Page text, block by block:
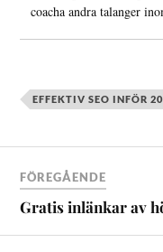
coacha andra talanger
EFFEKTIV SEO INFÖR
FÖREGÅENDE
Gratis inlänkar av